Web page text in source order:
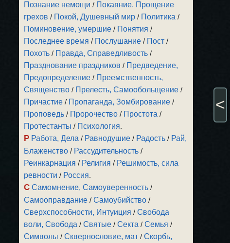
Познание немощи / Покаяние, Прощение
грехов / Покой, Душевный мир / Политика /
Поминовение, умершие / Понятия /
Последнее время / Послушание / Пост /
Похоть / Правда, Справедливость /
Празднование праздников / Предведение,
Предопределение / Преемственность,
Священство / Прелесть, Самообольщение /
Причастие / Пропаганда, Зомбирование /
Проповедь / Пророчество / Простота /
Протестанты / Психология.
Р Работа, Дела / Равнодушие / Радость / Рай,
Блаженство / Рассудительность /
Реинкарнация / Религия / Решимость, сила
ревности / Россия.
С Самомнение, Самоуверенность /
Самооправдание /Самоубийство /
Сверхспособности, Интуиция /Свобода
воли, Свобода /Святые /Секта /Семья /
Символы /Сквернословие, мат /Скорбь,
<